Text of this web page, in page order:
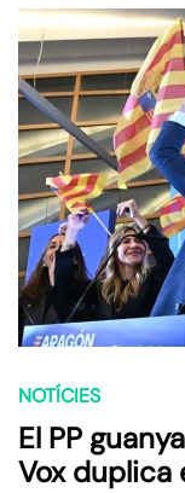
NOTÍCIES
El PP
Vox duplica